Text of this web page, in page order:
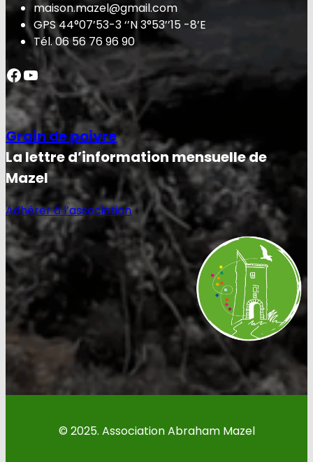
maison.mazel@gmail.com
GPS 44°07’53-3 ‘’N 3°53’’15 -8’E
Tél. 06 56 76 96 90
Facebook YouTube
Grain de poivre
La lettre d’information mensuelle de
Mazel
Adhérer à l’association
© 2025. Association Abraham Mazel